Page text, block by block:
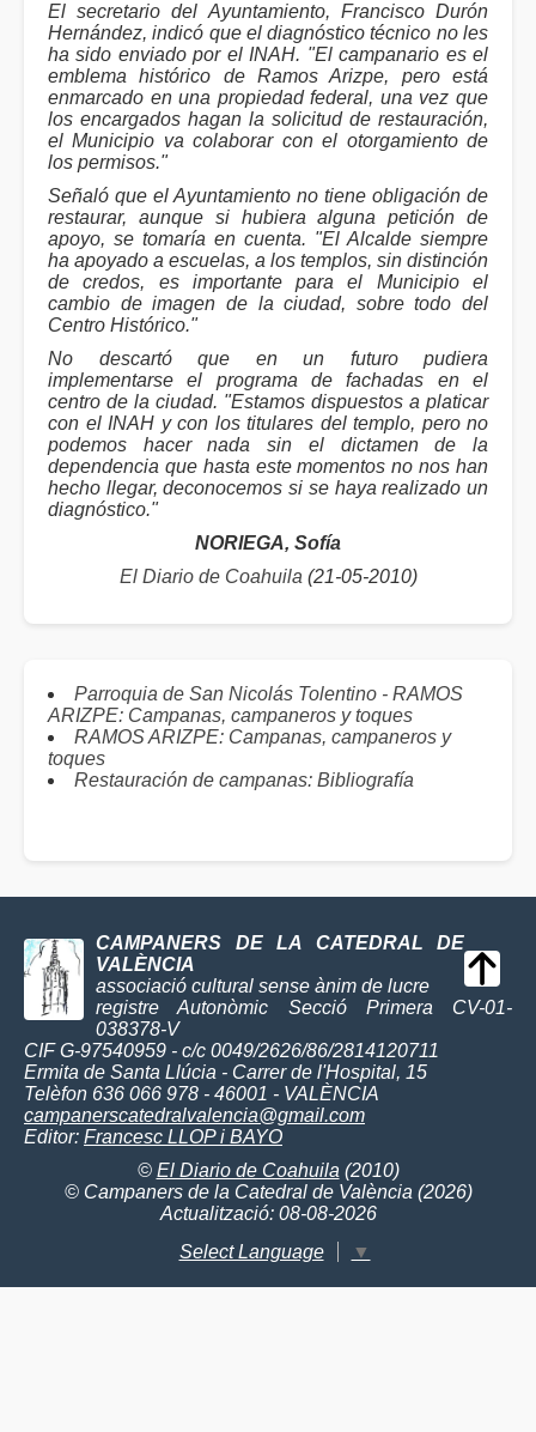
El secretario del Ayuntamiento, Francisco Durón
Hernández, indicó que el diagnóstico técnico no les
ha sido enviado por el INAH. "El campanario es el
emblema histórico de Ramos Arizpe, pero está
enmarcado en una propiedad federal, una vez que
los encargados hagan la solicitud de restauración,
el Municipio va colaborar con el otorgamiento de
los permisos."
Señaló que el Ayuntamiento no tiene obligación de
restaurar, aunque si hubiera alguna petición de
apoyo, se tomaría en cuenta. "El Alcalde siempre
ha apoyado a escuelas, a los templos, sin distinción
de credos, es importante para el Municipio el
cambio de imagen de la ciudad, sobre todo del
Centro Histórico."
No descartó que en un futuro pudiera
implementarse el programa de fachadas en el
centro de la ciudad. "Estamos dispuestos a platicar
con el INAH y con los titulares del templo, pero no
podemos hacer nada sin el dictamen de la
dependencia que hasta este momentos no nos han
hecho llegar, deconocemos si se haya realizado un
diagnóstico."
NORIEGA, Sofía
El Diario de Coahuila (21-05-2010)
Parroquia de San Nicolás Tolentino - RAMOS
ARIZPE: Campanas, campaneros y toques
RAMOS ARIZPE: Campanas, campaneros y
toques
Restauración de campanas: Bibliografía
CAMPANERS DE LA CATEDRAL DE
VALÈNCIA
associació cultural sense ànim de lucre
registre Autonòmic Secció Primera CV-01-
038378-V
CIF G-97540959 - c/c 0049/2626/86/2814120711
Ermita de Santa Llúcia - Carrer de l'Hospital, 15
Telèfon 636 066 978 - 46001 - VALÈNCIA
campanerscatedralvalencia@gmail.com
Editor: Francesc LLOP i BAYO
© El Diario de Coahuila (2010)
© Campaners de la Catedral de València (2026)
Actualització: 08-08-2026
Select Language
▼